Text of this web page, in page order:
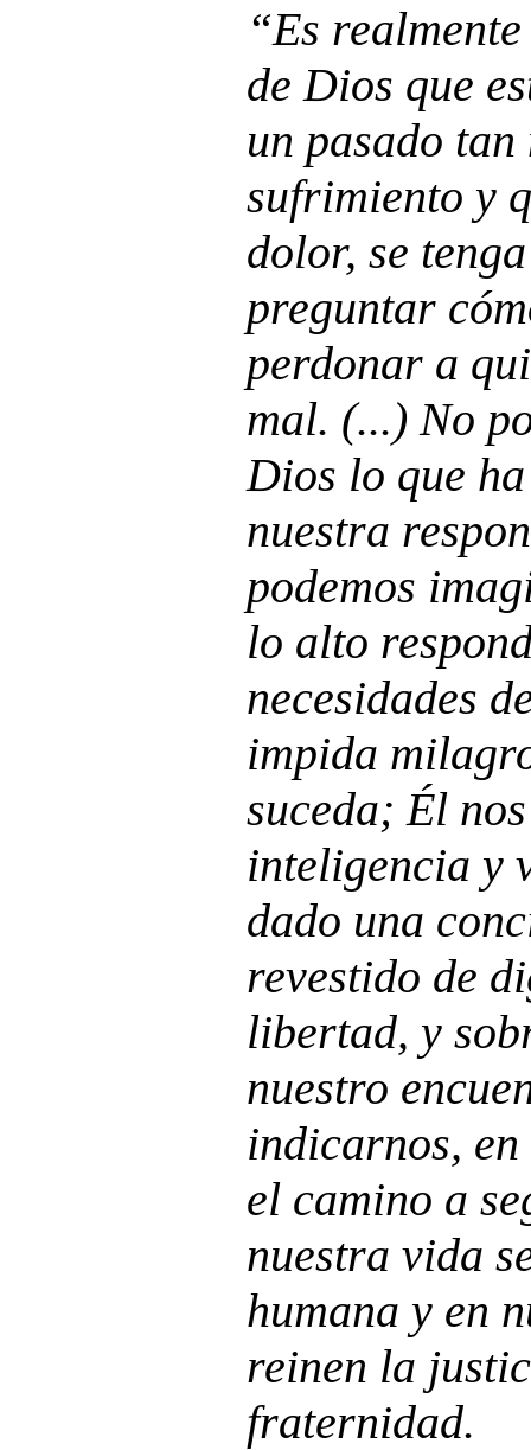
“Es
de Dios que
un pasado
sufrimiento y
dolor, se
preguntar
perdonar a
mal. (...) No
Dios lo que
nuestra
podemos
lo alto
necesidades
impida
suceda; Él
inteligencia y
dado una
revestido de
libertad, y
nuestro
indicarnos,
el camino a
nuestra vida
humana y en
reinen la
fraternidad.